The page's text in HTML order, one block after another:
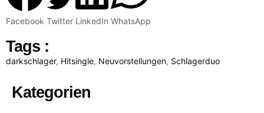
Facebook Twitter LinkedIn WhatsApp
Tags :
darkschlager, Hitsingle, Neuvorstellungen, Schlagerduo
Kategorien